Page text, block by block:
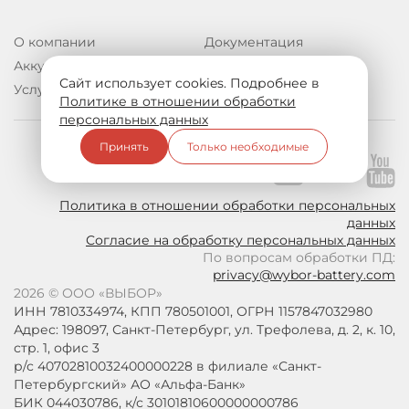
О компании
Аккумуляторы
Услуги
Документация
2026 © ООО «ВЫБОР»
ИНН 7810334974, КПП 780501001, ОГРН 1157847032980
Адрес: 198097, Санкт-Петербург, ул. Трефолева, д. 2, к. 10,
стр. 1, офис 3
р/с 40702810032400000228 в филиале «Санкт-
Петербургский» АО «Альфа-Банк»
БИК 044030786, к/с 30101810600000000786
Подпишитесь на нас:
Политика в отношении обработки персональных
данных
Согласие на обработку персональных данных
По вопросам обработки ПД:
privacy@wybor-battery.com
Сайт использует cookies. Подробнее в
Политике в отношении обработки
персональных данных
Принять Только необходимые